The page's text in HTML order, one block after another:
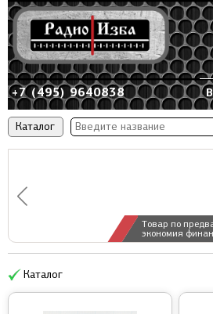
Каталог
Товар по
экономия
+7 (495) 9640838
Каталог